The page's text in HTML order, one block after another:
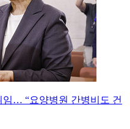
… “요양병원 간병비도 건